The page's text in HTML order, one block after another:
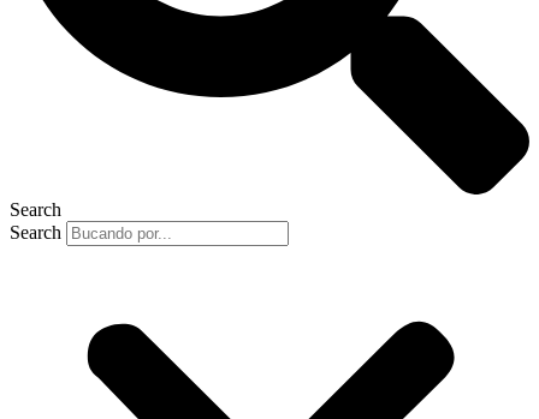
Search
Search